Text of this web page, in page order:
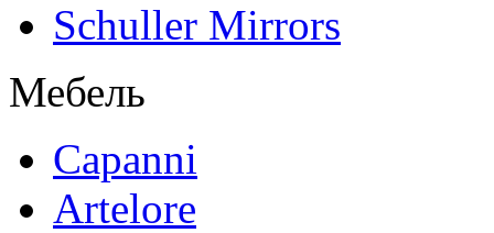
Schuller Mirrors
Мебель
Capanni
Artelore